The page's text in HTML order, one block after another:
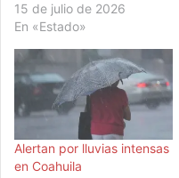
15 de julio de 2026
En «Estado»
Alertan por lluvias intensas
en Coahuila